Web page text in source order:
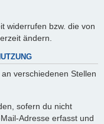
widerrufen bzw. die von
ändern.
verschiedenen Stellen
sofern du nicht
Adresse erfasst und